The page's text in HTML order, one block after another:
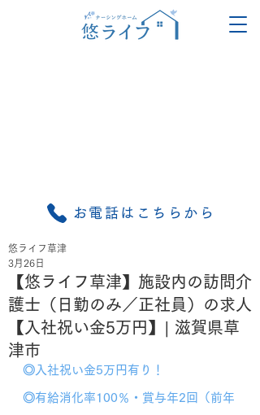
お電話はこちらから
【悠ライフ草津】施設内の訪問介
護士（日勤のみ／正社員）の求人
【入社祝い金5万円】| 滋賀県草
津市
悠ライフ草津
3月26日
◎入社祝い金5万円有り！
◎有給消化率100％・賞与年2回（前年